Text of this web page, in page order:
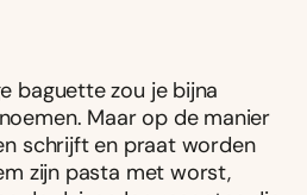
baguette zou je bijna
Maar op de manier
schrijft en praat worden
zijn pasta met worst,